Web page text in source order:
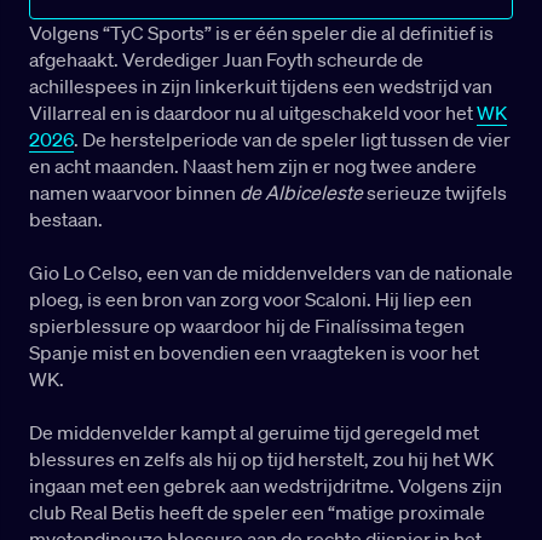
Volgens “TyC Sports” is er één speler die al definitief is
afgehaakt. Verdediger Juan Foyth scheurde de
achillespees in zijn linkerkuit tijdens een wedstrijd van
Villarreal en is daardoor nu al uitgeschakeld voor hetWK
2026. De herstelperiode van de speler ligt tussen de vier
en acht maanden. Naast hem zijn er nog twee andere
namen waarvoor binnen de Albicelesteserieuze twijfels
bestaan.
Gio Lo Celso, een van de middenvelders van de nationale
ploeg, is een bron van zorg voor Scaloni. Hij liep een
spierblessure op waardoor hij de Finalíssima tegen
Spanje mist en bovendien een vraagteken is voor het
WK.
De middenvelder kampt al geruime tijd geregeld met
blessures en zelfs als hij op tijd herstelt, zou hij het WK
ingaan met een gebrek aan wedstrijdritme. Volgens zijn
club Real Betis heeft de speler een “matige proximale